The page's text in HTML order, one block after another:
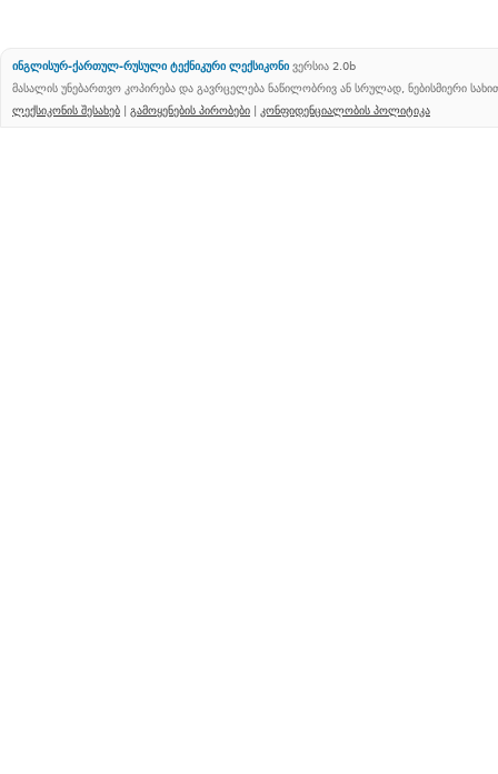
ინგლისურ-ქართულ-რუსული ტექნიკური ლექსიკონი ვერსია 2.0b
მასალის უნებართვო კოპირება და გავრცელება ნაწილობრივ ან სრულად, ნებისმიერი
ლექსიკონის შესახებ | გამოყენების პირობები | კონფიდენციალობის პოლიტიკა